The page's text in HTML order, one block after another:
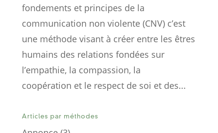
fondements et principes de la
communication non violente (CNV) c’est
une méthode visant à créer entre les êtres
humains des relations fondées sur
l’empathie, la compassion, la
coopération et le respect de soi et des...
Articles par méthodes